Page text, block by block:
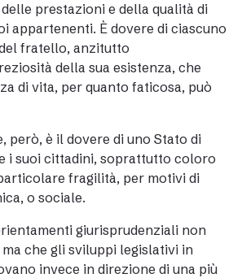
prestazioni e della qualità di
appartenenti. È dovere di ciascuno
fratello, anzitutto
della sua esistenza, che
di vita, per quanto faticosa, può
però, è il dovere di uno Stato di
i suoi cittadini, soprattutto coloro
fragilità, per motivi di
o sociale.
giurisprudenziali non
che gli sviluppi legislativi in
invece in direzione di una più